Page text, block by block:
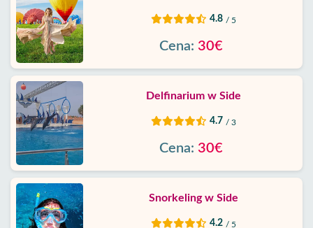
4.8 / 5
Cena: 30€
Delfinarium w Side
4.7 / 3
Cena: 30€
Snorkeling w Side
4.2 / 5